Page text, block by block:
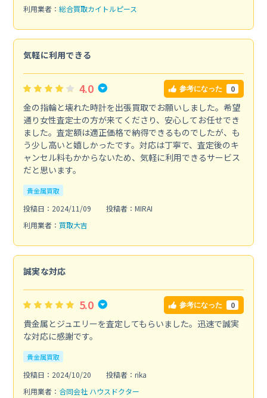
利用業者： 総合買取カイトルピース
気軽に利用できる
4.0 参考になった 0
金の指輪と壊れた時計を出張買取でお願いしました。希望
通り女性査定士の方が来てくださり、安心してお任せでき
ました。査定額は適正価格で納得できるものでしたが、も
う少し高いと嬉しかったです。対応は丁寧で、査定後のキ
ャンセル料もかからないため、気軽に利用できるサービス
だと思います。
貴金属買取
投稿日：2024/11/09
投稿者：MIRAI
利用業者： 買取大吉
誠実な対応
5.0 参考になった 0
貴金属とジュエリーを査定してもらいました。迅速で誠実
な対応に感謝です。
貴金属買取
投稿日：2024/10/20
投稿者：rika
利用業者： 合同会社 ハウスドクター